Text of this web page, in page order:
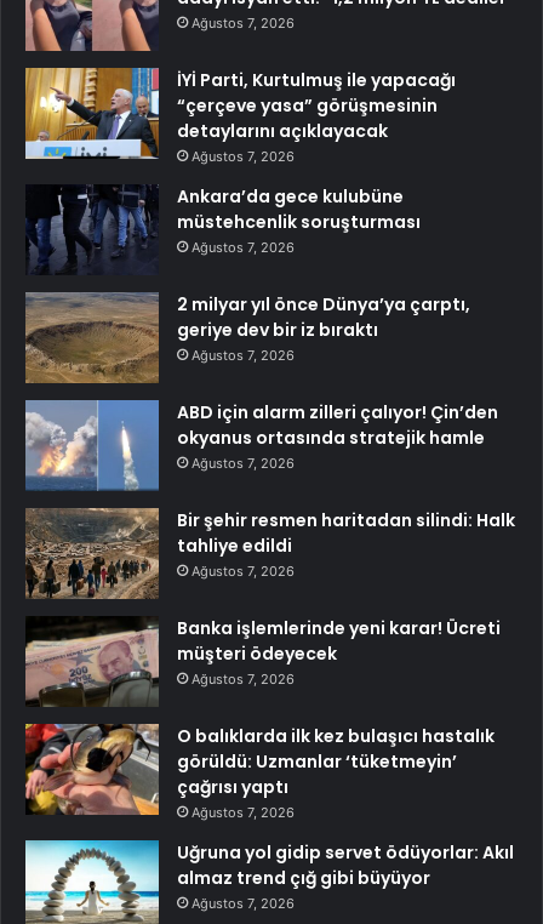
Ağustos 7, 2026
İYİ Parti, Kurtulmuş ile yapacağı
“çerçeve yasa” görüşmesinin
detaylarını açıklayacak
Ağustos 7, 2026
Ankara’da gece kulubüne
müstehcenlik soruşturması
Ağustos 7, 2026
2 milyar yıl önce Dünya’ya çarptı,
geriye dev bir iz bıraktı
Ağustos 7, 2026
ABD için alarm zilleri çalıyor! Çin’den
okyanus ortasında stratejik hamle
Ağustos 7, 2026
Bir şehir resmen haritadan silindi: Halk
tahliye edildi
Ağustos 7, 2026
Banka işlemlerinde yeni karar! Ücreti
müşteri ödeyecek
Ağustos 7, 2026
O balıklarda ilk kez bulaşıcı hastalık
görüldü: Uzmanlar ‘tüketmeyin’
çağrısı yaptı
Ağustos 7, 2026
Uğruna yol gidip servet ödüyorlar: Akıl
almaz trend çığ gibi büyüyor
Ağustos 7, 2026